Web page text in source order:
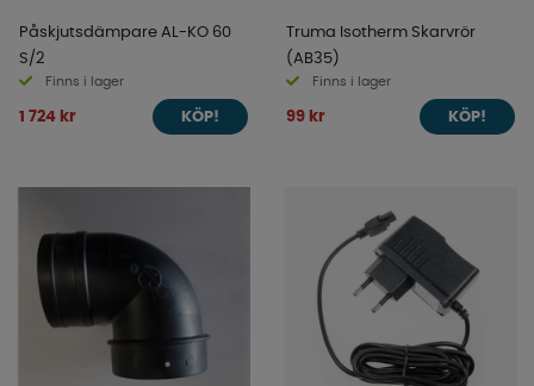
Påskjutsdämpare AL-KO 60
S/2
Finns i lager
1 724 kr KÖP!
Truma Isotherm Skarvrör
(AB35)
Finns i lager
99 kr KÖP!